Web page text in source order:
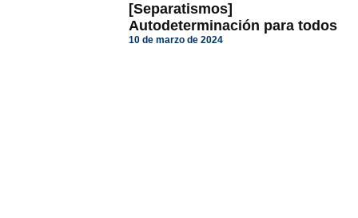
[Separatismos]
Autodeterminación para todos
10 de marzo de 2024